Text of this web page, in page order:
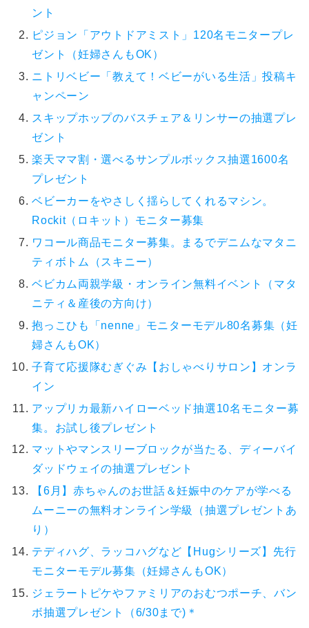
ント
ピジョン「アウトドアミスト」120名モニタープレ
ゼント（妊婦さんもOK）
ニトリベビー「教えて！ベビーがいる生活」投稿キ
ャンペーン
スキップホップのバスチェア＆リンサーの抽選プレ
ゼント
楽天ママ割・選べるサンプルボックス抽選1600名
プレゼント
ベビーカーをやさしく揺らしてくれるマシン。
Rockit（ロキット）モニター募集
ワコール商品モニター募集。まるでデニムなマタニ
ティボトム（スキニー）
ベビカム両親学級・オンライン無料イベント（マタ
ニティ＆産後の方向け）
抱っこひも「nenne」モニターモデル80名募集（妊
婦さんもOK）
子育て応援隊むぎぐみ【おしゃべりサロン】オンラ
イン
アップリカ最新ハイローベッド抽選10名モニター募
集。お試し後プレゼント
マットやマンスリーブロックが当たる、ディーバイ
ダッドウェイの抽選プレゼント
【6月】赤ちゃんのお世話＆妊娠中のケアが学べる
ムーニーの無料オンライン学級（抽選プレゼントあ
り）
テディハグ、ラッコハグなど【Hugシリーズ】先行
モニターモデル募集（妊婦さんもOK）
ジェラートピケやファミリアのおむつポーチ、バン
ボ抽選プレゼント（6/30まで)＊